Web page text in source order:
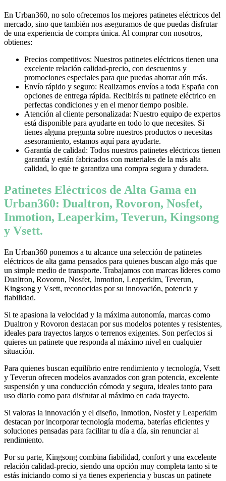
En Urban360, no solo ofrecemos los mejores patinetes eléctricos del
mercado, sino que también nos aseguramos de que puedas disfrutar
de una experiencia de compra única. Al comprar con nosotros,
obtienes:
Precios competitivos: Nuestros patinetes eléctricos tienen una
excelente relación calidad-precio, con descuentos y
promociones especiales para que puedas ahorrar aún más.
Envío rápido y seguro: Realizamos envíos a toda España con
opciones de entrega rápida. Recibirás tu patinete eléctrico en
perfectas condiciones y en el menor tiempo posible.
Atención al cliente personalizada: Nuestro equipo de expertos
está disponible para ayudarte en todo lo que necesites. Si
tienes alguna pregunta sobre nuestros productos o necesitas
asesoramiento, estamos aquí para ayudarte.
Garantía de calidad: Todos nuestros patinetes eléctricos tienen
garantía y están fabricados con materiales de la más alta
calidad, lo que te garantiza una compra segura y duradera.
Patinetes Eléctricos de Alta Gama en
Urban360: Dualtron, Rovoron, Nosfet,
Inmotion, Leaperkim, Teverun, Kingsong
y Vsett.
En Urban360 ponemos a tu alcance una selección de patinetes
eléctricos de alta gama pensados para quienes buscan algo más que
un simple medio de transporte. Trabajamos con marcas líderes como
Dualtron, Rovoron, Nosfet, Inmotion, Leaperkim, Teverun,
Kingsong y Vsett, reconocidas por su innovación, potencia y
fiabilidad.
Si te apasiona la velocidad y la máxima autonomía, marcas como
Dualtron y Rovoron destacan por sus modelos potentes y resistentes,
ideales para trayectos largos o terrenos exigentes. Son perfectos si
quieres un patinete que responda al máximo nivel en cualquier
situación.
Para quienes buscan equilibrio entre rendimiento y tecnología, Vsett
y Teverun ofrecen modelos avanzados con gran potencia, excelente
suspensión y una conducción cómoda y segura, ideales tanto para
uso diario como para disfrutar al máximo en cada trayecto.
Si valoras la innovación y el diseño, Inmotion, Nosfet y Leaperkim
destacan por incorporar tecnología moderna, baterías eficientes y
soluciones pensadas para facilitar tu día a día, sin renunciar al
rendimiento.
Por su parte, Kingsong combina fiabilidad, confort y una excelente
relación calidad-precio, siendo una opción muy completa tanto si te
estás iniciando como si ya tienes experiencia y buscas un patinete